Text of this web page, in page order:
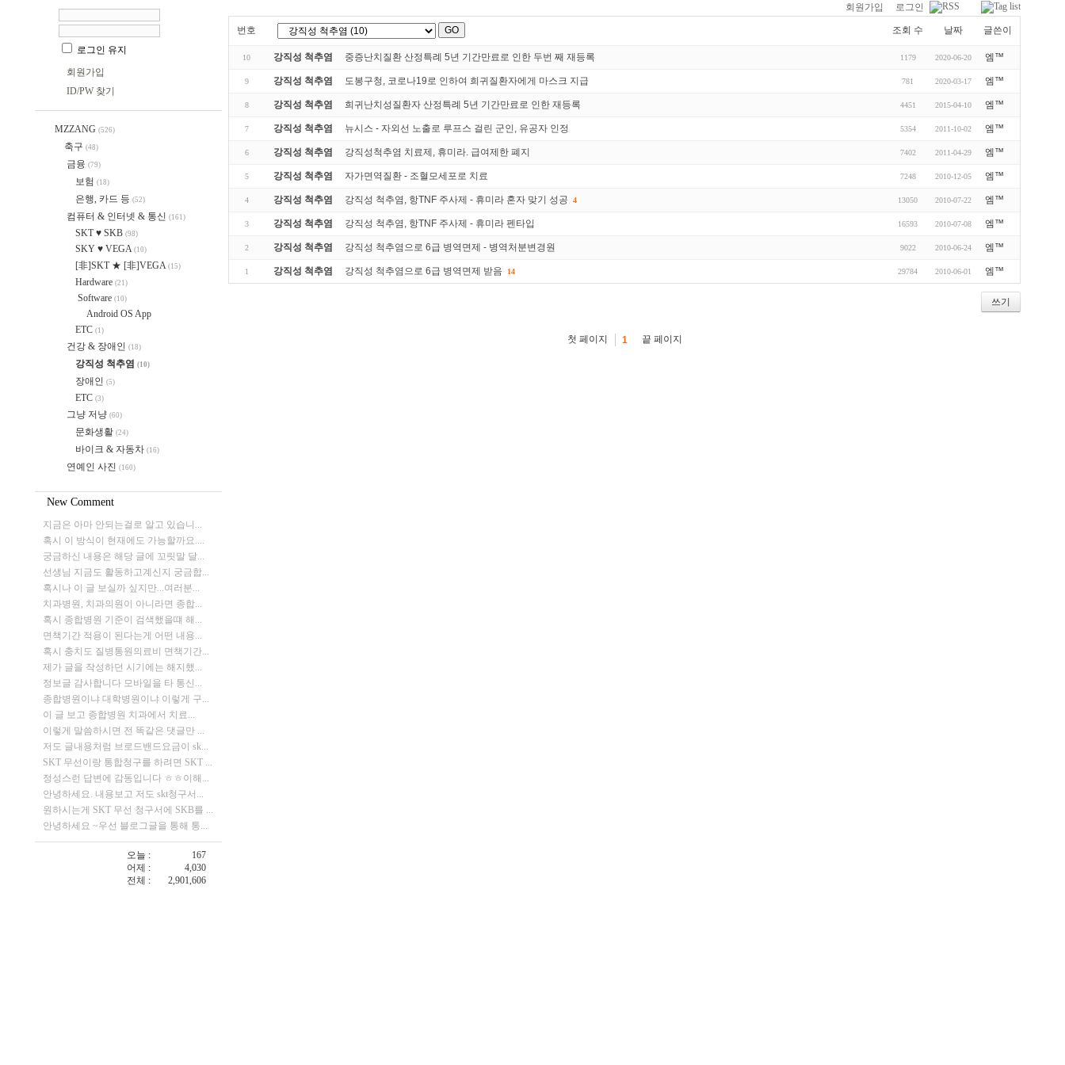
로그인 유지
회원가입
ID/PW 찾기
MZZANG (526)
축구 (48)
금융 (79)
보험 (18)
은행, 카드 등 (52)
컴퓨터 & 인터넷 & 통신 (161)
SKT ♥ SKB (98)
SKY ♥ VEGA (10)
[非]SKT ★ [非]VEGA (15)
Hardware (21)
Software (10)
Android OS App
ETC (1)
건강 & 장애인 (18)
강직성 척추염 (10)
장애인 (5)
ETC (3)
그냥 저냥 (60)
문화생활 (24)
바이크 & 자동차 (16)
연예인 사진 (160)
New Comment
지금은 아마 안되는걸로 알고 있습니...
혹시 이 방식이 현재에도 가능할까요....
궁금하신 내용은 해당 글에 꼬릿말 달...
선생님 지금도 활동하고계신지 궁금합...
혹시나 이 글 보실까 싶지만...여러분...
치과병원, 치과의원이 아니라면 종합...
혹시 종합병원 기준이 검색했을떄 해...
면책기간 적용이 된다는게 어떤 내용...
혹시 충치도 질병통원의료비 면책기간...
제가 글을 작성하던 시기에는 해지했...
정보글 감사합니다 모바일을 타 통신...
종합병원이냐 대학병원이냐 이렇게 구...
이 글 보고 종합병원 치과에서 치료...
이렇게 말씀하시면 전 똑같은 댓글만 ...
저도 글내용처럼 브로드밴드요금이 sk...
SKT 무선이랑 통합청구를 하려면 SKT ...
정성스런 답변에 감동입니다 ㅎㅎ이해...
안녕하세요. 내용보고 저도 skt청구서...
원하시는게 SKT 무선 청구서에 SKB를 ...
안녕하세요 ~우선 블로그글을 통해 통...
오늘 :
167
어제 :
4,030
전체 :
2,901,606
회원가입 로그인
번호 조회 수 날짜 글쓴이
10 강직성 척추염 중증난치질환 산정특례 5년 기간만료로 인한 두번 째 재등록 1179 2020-06-20 엠™
9 강직성 척추염 도봉구청, 코로나19로 인하여 희귀질환자에게 마스크 지급 781 2020-03-17 엠™
8 강직성 척추염 희귀난치성질환자 산정특례 5년 기간만료로 인한 재등록 4451 2015-04-10 엠™
7 강직성 척추염 뉴시스 - 자외선 노출로 루프스 걸린 군인, 유공자 인정 5354 2011-10-02 엠™
6 강직성 척추염 강직성척추염 치료제, 휴미라. 급여제한 폐지 7402 2011-04-29 엠™
5 강직성 척추염 자가면역질환 - 조혈모세포로 치료 7248 2010-12-05 엠™
4 강직성 척추염 강직성 척추염, 항TNF 주사제 - 휴미라 혼자 맞기 성공 4 13050 2010-07-22 엠™
3 강직성 척추염 강직성 척추염, 항TNF 주사제 - 휴미라 펜타입 16593 2010-07-08 엠™
2 강직성 척추염 강직성 척추염으로 6급 병역면제 - 병역처분변경원 9022 2010-06-24 엠™
1 강직성 척추염 강직성 척추염으로 6급 병역면제 받음 14 29784 2010-06-01 엠™
쓰기
첫 페이지 1 끝 페이지